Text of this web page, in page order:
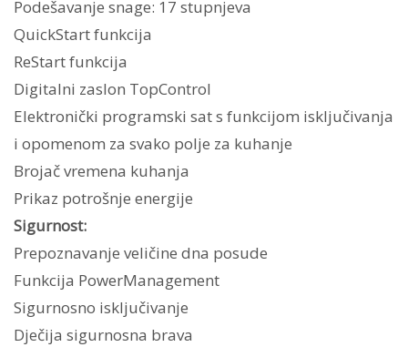
Podešavanje snage: 17 stupnjeva
QuickStart funkcija
ReStart funkcija
Digitalni zaslon TopControl
Elektronički programski sat s funkcijom isključivanja
i opomenom za svako polje za kuhanje
Brojač vremena kuhanja
Prikaz potrošnje energije
Sigurnost:
Prepoznavanje veličine dna posude
Funkcija PowerManagement
Sigurnosno isključivanje
Dječija sigurnosna brava